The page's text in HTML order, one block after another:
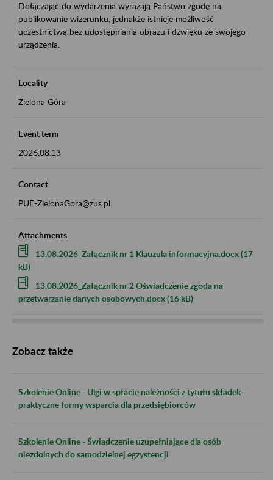
Dołączając do wydarzenia wyrażają Państwo zgodę na
publikowanie wizerunku, jednakże istnieje możliwość
uczestnictwa bez udostępniania obrazu i dźwięku ze swojego
urządzenia.
Locality
Zielona Góra
Event term
2026.08.13
Contact
PUE-ZielonaGora@zus.pl
Attachments
13.08.2026_Załącznik nr 1 Klauzula informacyjna.docx (17
kB)
13.08.2026_Załącznik nr 2 Oświadczenie zgoda na
przetwarzanie danych osobowych.docx (16 kB)
Zobacz także
Szkolenie Online - Ulgi w spłacie należności z tytułu składek -
praktyczne formy wsparcia dla przedsiębiorców
Szkolenie Online - Świadczenie uzupełniające dla osób
niezdolnych do samodzielnej egzystencji